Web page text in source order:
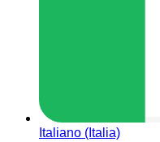
Italiano (Italia)